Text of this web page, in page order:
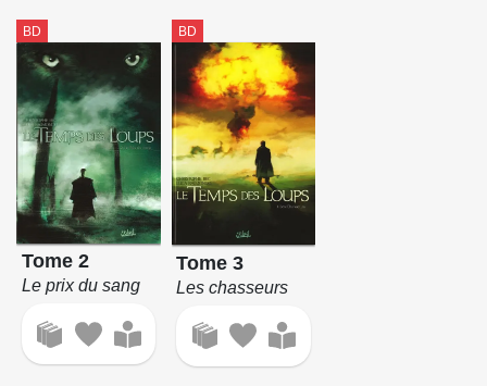
BD
Tome 2
Le prix du sang
BD
Tome 3
Les chasseurs